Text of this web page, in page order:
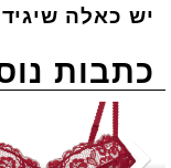
יש כאלה
כתבות